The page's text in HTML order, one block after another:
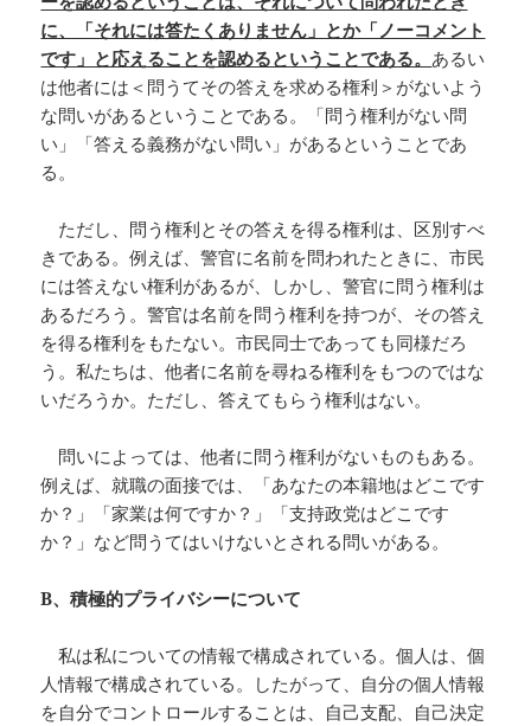
に、「それには答たくありません」とか「ノーコメント
です」と応えることを認めるということである。 あるい
は他者には＜問うてその答えを求める権利＞がないよう
な問いがあるということである。「問う権利がない問
い」「答える義務がない問い」があるということであ
る。
ただし、問う権利とその答えを得る権利は、区別すべ
きである。例えば、警官に名前を問われたときに、市民
には答えない権利があるが、しかし、警官に問う権利は
あるだろう。警官は名前を問う権利を持つが、その答え
を得る権利をもたない。市民同士であっても同様だろ
う。私たちは、他者に名前を尋ねる権利をもつのではな
いだろうか。ただし、答えてもらう権利はない。
問いによっては、他者に問う権利がないものもある。
例えば、就職の面接では、「あなたの本籍地はどこです
か？」「家業は何ですか？」「支持政党はどこです
か？」など問うてはいけないとされる問いがある。
B、積極的プライバシーについて
私は私についての情報で構成されている。個人は、個
人情報で構成されている。したがって、自分の個人情報
を自分でコントロールすることは、自己支配、自己決定